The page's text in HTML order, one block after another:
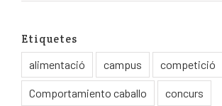
Etiquetes
alimentació
campus competició
Comportamiento caballo concurs